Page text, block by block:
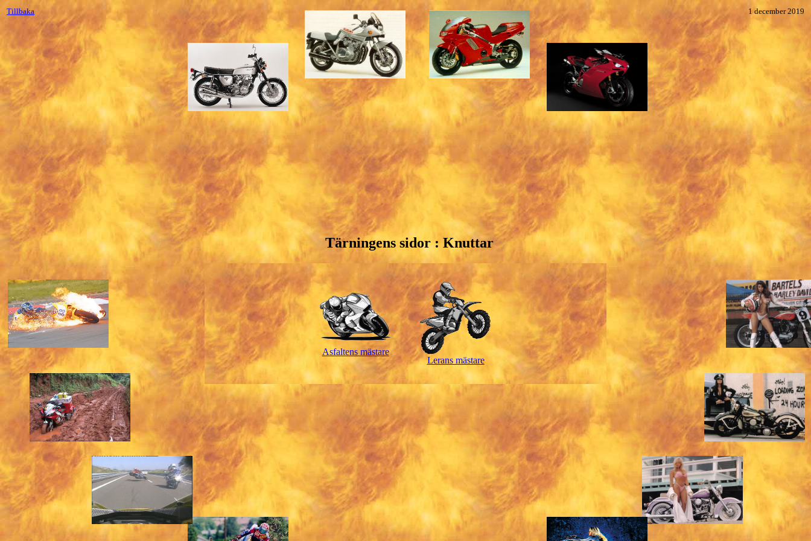
Tillbaka 1 december 2019
Tärningens sidor : Knuttar
Asfaltens mästare
Lerans mästare